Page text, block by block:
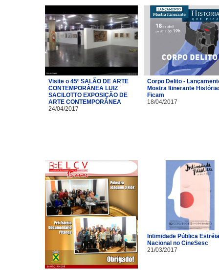
Visite o 45º SALÃO DE ARTE
CONTEMPORÂNEA LUIZ
SACILOTTO EXPOSIÇÃO DE
ARTE CONTEMPORÂNEA
24/04/2017
Corpo Delito -
Mostra Itinerante
Ficam
18/04/2017
Intimidade Pública Estréia
Nacional no CineSesc
21/03/2017